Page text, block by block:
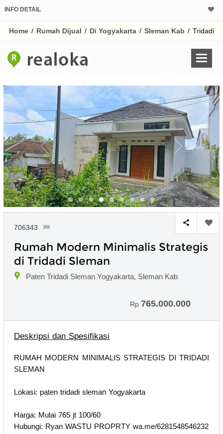
INFO DETAIL
Home / Rumah Dijual / Di Yogyakarta / Sleman Kab / Tridadi
706343
Rumah Modern Minimalis Strategis
di Tridadi Sleman
Paten Tridadi Sleman Yogyakarta, Sleman Kab
Rp 765.000.000
Deskripsi dan Spesifikasi
RUMAH MODERN MINIMALIS STRATEGIS DI TRIDADI
SLEMAN
Lokasi: paten tridadi sleman Yogyakarta
Harga: Mulai 765 jt 100/60
Hubungi: Ryan WASTU PROPRTY wa.me/6281548546232
Harga Rp
Untuk hasil simulasi
pada kotak-
Simpan